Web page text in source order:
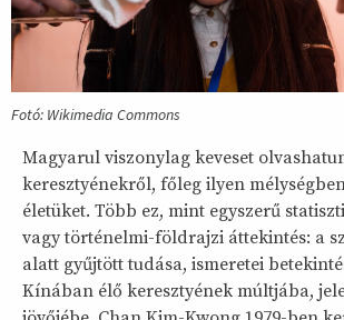
Fotó: Wikimedia Commons
Magyarul viszonylag keveset
keresztyénekről, főleg ilyen
életüket. Több ez, mint egyszerű
vagy történelmi-földrajzi áttekintés: a
alatt gyűjtött tudása, ismeretei
Kínában élő keresztyének múltjába,